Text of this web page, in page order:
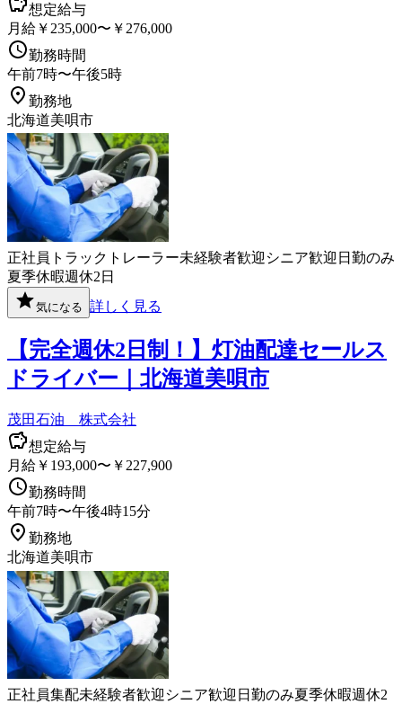
想定給与
月給￥235,000〜￥276,000
勤務時間
午前7時〜午後5時
勤務地
北海道美唄市
正社員 トラック トレーラー未経験者歓迎 シニア歓迎 日勤のみ
夏季休暇週休2日
気になる 詳しく見る
【完全週休2日制！】灯油配達セールス
ドライバー｜北海道美唄市
茂田石油 株式会社
想定給与
月給￥193,000〜￥227,900
勤務時間
午前7時〜午後4時15分
勤務地
北海道美唄市
正社員集配未経験者歓迎 シニア歓迎 日勤のみ夏季休暇週休2